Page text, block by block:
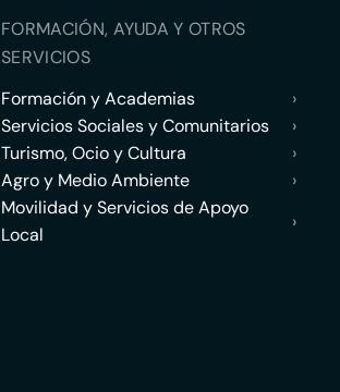
FORMACIÓN, AYUDA Y OTROS
SERVICIOS
Formación y Academias
›
Servicios Sociales y Comunitarios
›
Turismo, Ocio y Cultura
›
Agro y Medio Ambiente
›
Movilidad y Servicios de Apoyo
Local
›